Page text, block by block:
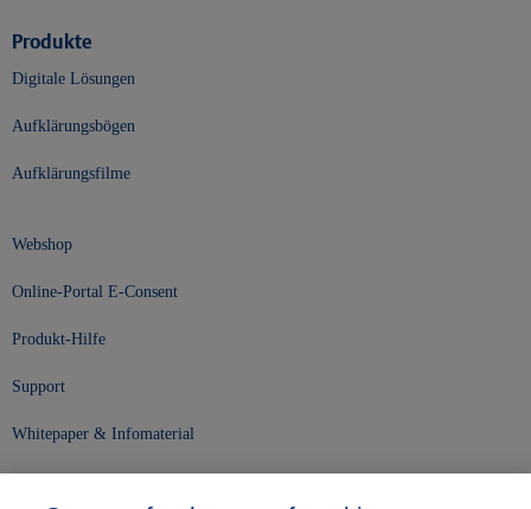
Produkte
Digitale Lösungen
Aufklärungsbögen
Aufklärungsfilme
Webshop
Online-Portal E-Consent
Produkt-Hilfe
Support
Whitepaper & Infomaterial